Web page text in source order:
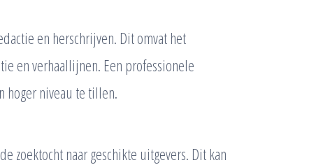
en herschrijven. Dit omvat het
en verhaallijnen. Een professionele
hoger niveau te tillen.
zoektocht naar geschikte uitgevers. Dit kan